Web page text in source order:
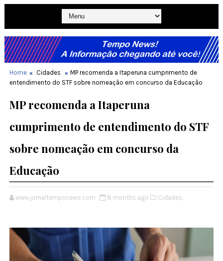
Home Cidades
MP recomenda a Itaperuna cumprimento de
entendimento do STF sobre nomeação em concurso da Educação
MP recomenda a Itaperuna
cumprimento de entendimento do STF
sobre nomeação em concurso da
Educação
www.jornaltemponews.com 8 months ago Cidades,